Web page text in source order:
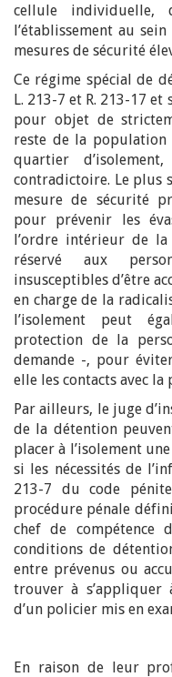
cellule
l’établissement au
mesures de sécurité
Ce régime spécial de
L. 213-7 et R. 213-17
pour objet de
reste de la population
quartier
contradictoire. Le plus
mesure de sécurité
pour prévenir les
l’ordre intérieur de la
réservé aux
insusceptibles d’être
en charge de la
l’isolement peut
protection de la
demande -, pour
elle les contacts avec
Par ailleurs, le juge
de la détention
placer à l’isolement
si les nécessités de
213-7 du code
procédure pénale
chef de compétence
conditions de
entre prévenus ou
trouver à
d’un policier mis en
En raison de leur